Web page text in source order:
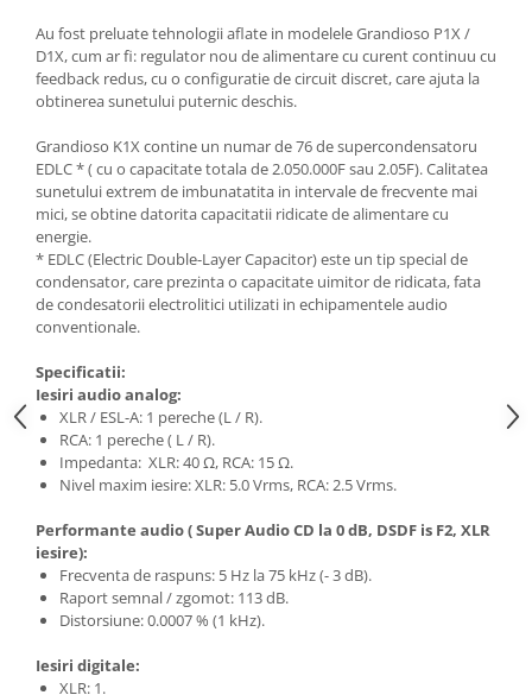
Au fost preluate tehnologii aflate in modelele Grandioso P1X /
D1X, cum ar fi: regulator nou de alimentare cu curent continuu cu
feedback redus, cu o configuratie de circuit discret, care ajuta la
obtinerea sunetului puternic deschis.
Grandioso K1X contine un numar de 76 de supercondensatoru
EDLC * ( cu o capacitate totala de 2.050.000F sau 2.05F). Calitatea
sunetului extrem de imbunatatita in intervale de frecvente mai
mici, se obtine datorita capacitatii ridicate de alimentare cu
energie.
* EDLC (Electric Double-Layer Capacitor) este un tip special de
condensator, care prezinta o capacitate uimitor de ridicata, fata
de condesatorii electrolitici utilizati in echipamentele audio
conventionale.
Specificatii:
Iesiri audio analog:
XLR / ESL-A: 1 pereche (L / R).
RCA: 1 pereche ( L / R).
Impedanta: XLR: 40 Ω, RCA: 15 Ω.
Nivel maxim iesire: XLR: 5.0 Vrms, RCA: 2.5 Vrms.
Performante audio ( Super Audio CD la 0 dB, DSDF is F2, XLR
iesire):
Frecventa de raspuns: 5 Hz la 75 kHz (- 3 dB).
Raport semnal / zgomot: 113 dB.
Distorsiune: 0.0007 % (1 kHz).
Iesiri digitale:
XLR: 1.